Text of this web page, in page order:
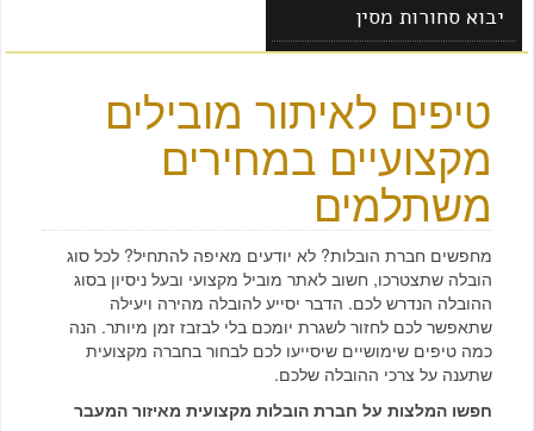
יבוא סחורות מסין
טיפים לאיתור מובילים
מקצועיים במחירים
משתלמים
מחפשים חברת הובלות? לא יודעים מאיפה להתחיל? לכל סוג
הובלה שתצטרכו, חשוב לאתר מוביל מקצועי ובעל ניסיון בסוג
ההובלה הנדרש לכם. הדבר יסייע להובלה מהירה ויעילה
שתאפשר לכם לחזור לשגרת יומכם בלי לבזבז זמן מיותר. הנה
כמה טיפים שימושיים שיסייעו לכם לבחור בחברה מקצועית
שתענה על צרכי ההובלה שלכם.
חפשו המלצות על חברת הובלות מקצועית מאיזור המעבר